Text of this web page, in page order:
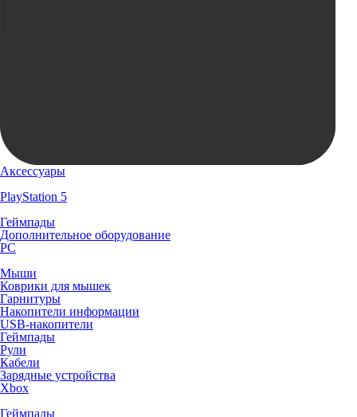
Аксессуары
PlayStation 5
Геймпады
Дополнительное оборудование
PC
Мыши
Коврики для мышек
Гарнитуры
Накопители информации
USB-накопители
Геймпады
Рули
Кабели
Зарядные устройства
Xbox
Геймпады